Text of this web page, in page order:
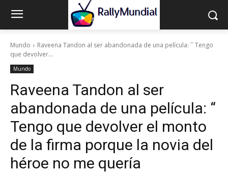
Mundo
Raveena Tandon al ser abandonada de una película: `` Tengo
que devolver...
Mundo
Raveena Tandon al ser
abandonada de una película: “
Tengo que devolver el monto
de la firma porque la novia del
héroe no me quería